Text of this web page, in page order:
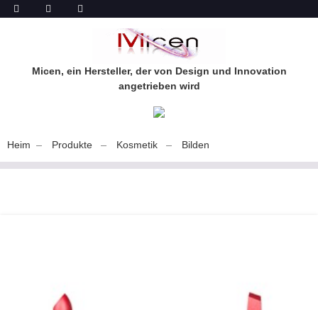
Micen, ein Hersteller, der von Design und Innovation
angetrieben wird
Heim Produkte Kosmetik Bilden